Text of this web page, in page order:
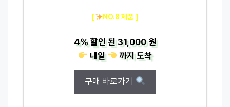
[ NO.8 제품 ]
4%할인 된31,000 원
내일
까지도착
구매 바로가기